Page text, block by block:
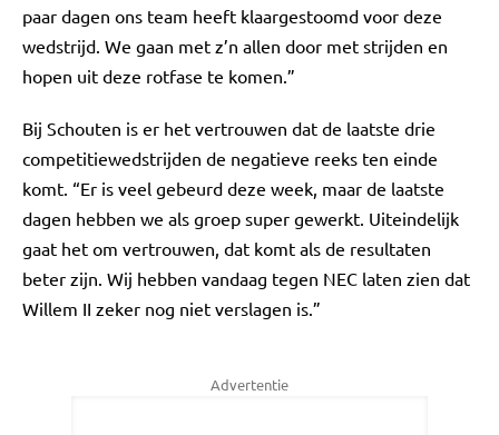
paar dagen ons team heeft klaargestoomd voor deze
wedstrijd. We gaan met z’n allen door met strijden en
hopen uit deze rotfase te komen.”
Bij Schouten is er het vertrouwen dat de laatste drie
competitiewedstrijden de negatieve reeks ten einde
komt. “Er is veel gebeurd deze week, maar de laatste
dagen hebben we als groep super gewerkt. Uiteindelijk
gaat het om vertrouwen, dat komt als de resultaten
beter zijn. Wij hebben vandaag tegen NEC laten zien dat
Willem II zeker nog niet verslagen is.”
Advertentie